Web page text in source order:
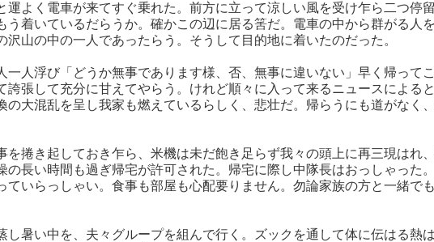
運よく電車が来てすぐ乗れた。前方に立って涼しい風を受け乍ら二つ停
う着いているだらうか。確かこの辺に居る筈だ。電車の中から群がる人
沢山の中の一人であったらう。そうして目的地に着いたのだった。
一人浮び「どうか無事であります様、否、無事に違いない」早く帰って
誇張して充分に甘えてやらう。けれど順々に入って来るニュースによる
の大混乱を呈し我家も燃えているらしく、悲壮だ。帰らうにも道がなく
を捲き起しておき乍ら、米機は未だ飽き足らず我々の頭上に再三現はれ
の長い時間も過ぎ帰宅が許可された。帰宅に際し中隊長はおっしゃった
ていらっしゃい。食事も部屋も心配要りません。勿論家族の方と一緒で
し暑い中を、夫々グループを組んで行く。ズックを通して体に伝はる熱